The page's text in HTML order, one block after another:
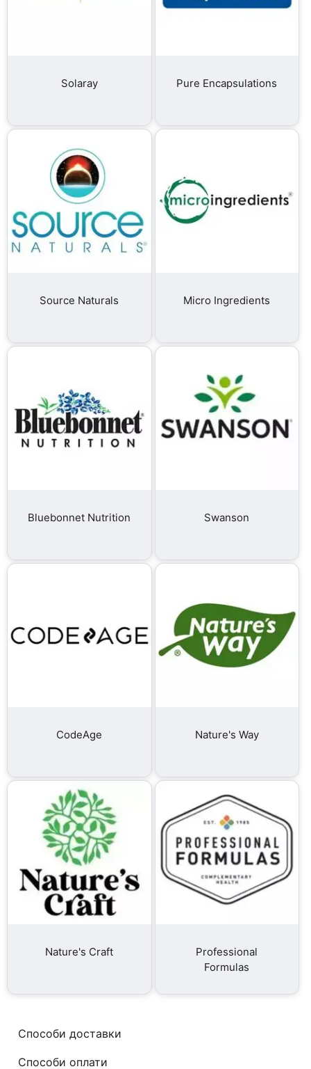
Solaray Pure Encapsulations
Source Naturals Micro Ingredients
Bluebonnet Nutrition Swanson
CodeAge Nature's Way
Nature's Craft
Professional
Formulas
Способи доставки
Способи оплати